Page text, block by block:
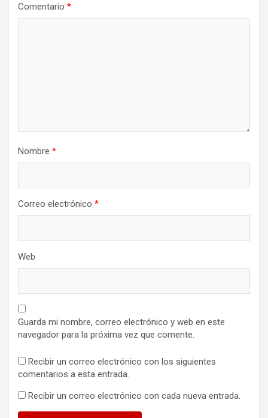
Comentario *
Nombre *
Correo electrónico *
Web
Guarda mi nombre, correo electrónico y web en este
navegador para la próxima vez que comente.
Recibir un correo electrónico con los siguientes
comentarios a esta entrada.
Recibir un correo electrónico con cada nueva entrada.